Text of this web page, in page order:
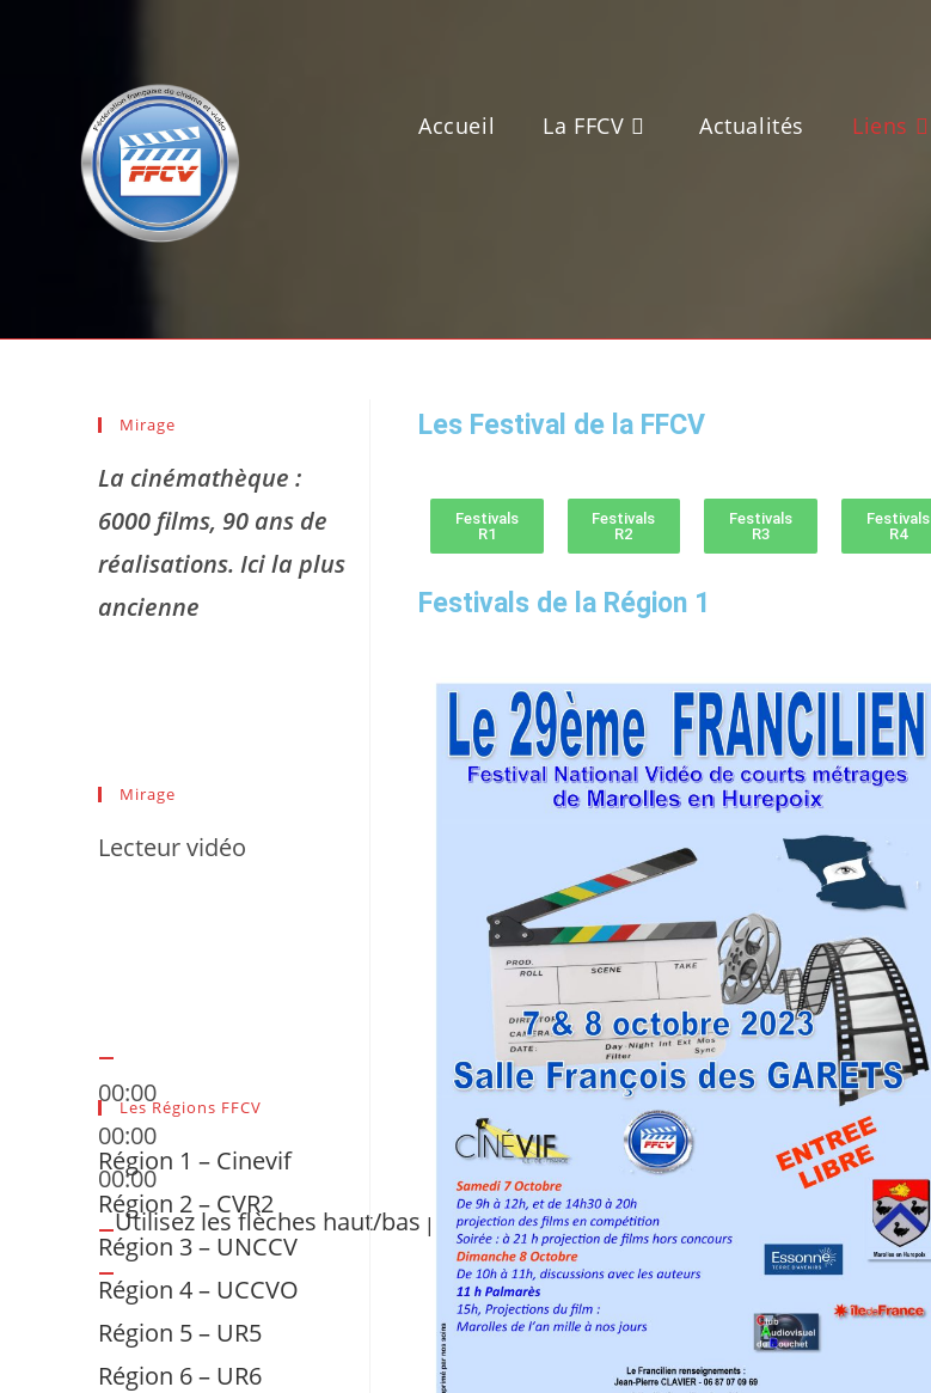
Accueil La FFCV Actualités Liens
Les Festival de la FFCV
Festivals
R1
Festivals
R2
Festivals
R3
Festivals
R4
Festivals de la Région 1
Mirage
La cinémathèque :
6000 films, 90 ans de
réalisations. Ici la plus
ancienne
Mirage
Lecteur vidéo
00:00
00:00
00:00
Utilisez les flèches haut/bas pour augmenter ou diminuer le volume.
Les Régions FFCV
Région 1 – Cinevif
Région 2 – CVR2
Région 3 – UNCCV
Région 4 – UCCVO
Région 5 – UR5
Région 6 – UR6